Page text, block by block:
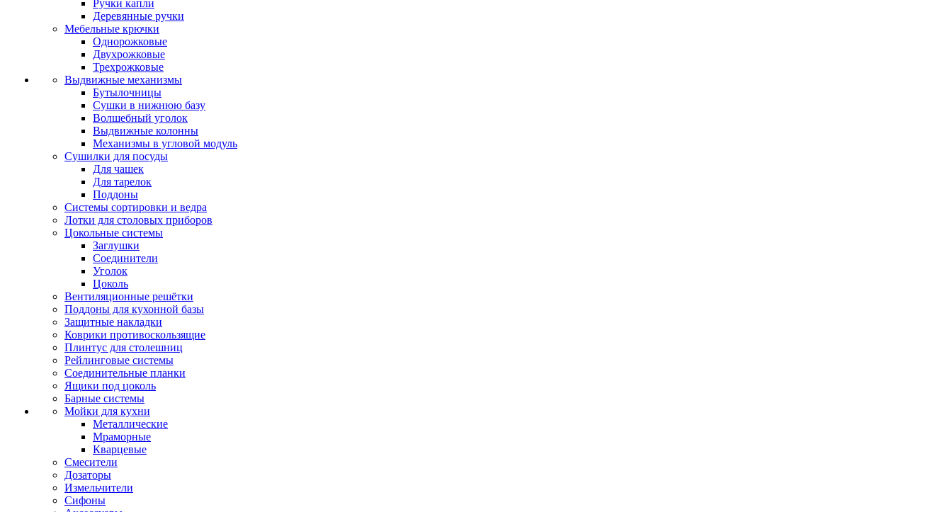
Ручки капли
Деревянные ручки
Мебельные крючки
Однорожковые
Двухрожковые
Трехрожковые
Выдвижные механизмы
Бутылочницы
Сушки в нижнюю базу
Волшебный уголок
Выдвижные колонны
Механизмы в угловой модуль
Сушилки для посуды
Для чашек
Для тарелок
Поддоны
Системы сортировки и ведра
Лотки для столовых приборов
Цокольные системы
Заглушки
Соединители
Уголок
Цоколь
Вентиляционные решётки
Поддоны для кухонной базы
Защитные накладки
Коврики противоскользящие
Плинтус для столешниц
Рейлинговые системы
Соединительные планки
Ящики под цоколь
Барные системы
Мойки для кухни
Металлические
Мраморные
Кварцевые
Смесители
Дозаторы
Измельчители
Сифоны